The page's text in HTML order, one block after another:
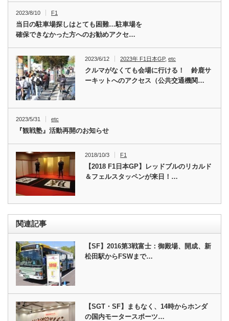
2023/8/10 F1
当日の駐車場探しはとても困難…駐車場を
確保できなかった方へのお勧めアクセ…
2023/6/12 2023年 F1日本GP,etc
クルマがなくても会場に行ける！ 鈴鹿サ
ーキットへのアクセス（公共交通機関…
2023/5/31 etc
『観戦塾』活動再開のお知らせ
2018/10/3 F1
【2018 F1日本GP】レッドブルのリカルド
＆フェルスタッペンが来日！…
関連記事
【SF】2016第3戦富士：御殿場、開成、新
松田駅からFSWまで…
【SGT・SF】まもなく、14時からホンダ
の国内モータースポーツ…